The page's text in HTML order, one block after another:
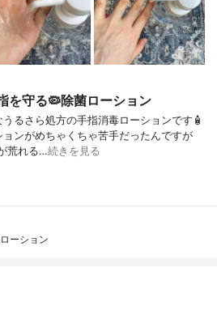
を守る🦠除菌ローション
るさら処方の手指消毒ローションです🧴
ンがめちゃくちゃ苦手だったんですが
荒れる…続きを見る
ーション